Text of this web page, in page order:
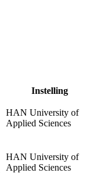
Instelling
HAN University of
Applied Sciences
HAN University of
Applied Sciences